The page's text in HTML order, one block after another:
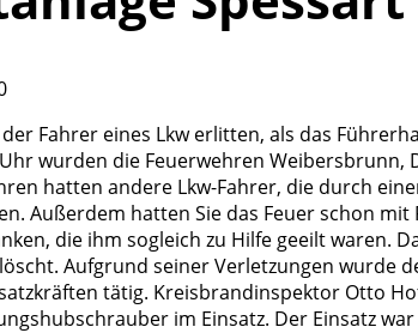
Fahrer eines Lkw erlitten, als das
wurden die Feuerwehren
hatten andere Lkw-Fahrer, die durch
Außerdem hatten Sie das Feuer schon
die ihm sogleich zu Hilfe geeilt waren.
Aufgrund seiner Verletzungen wurde
tätig. Kreisbrandinspektor Otto
im Einsatz. Der Einsatz